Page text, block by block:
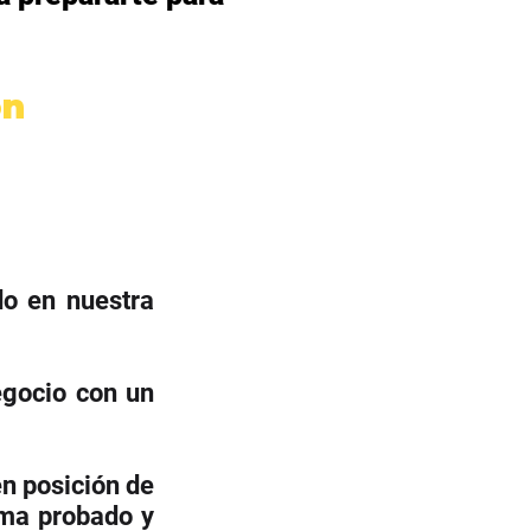
en nuestra
con un
posición de
probado y